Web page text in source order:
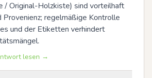
/ Original-Holzkiste) sind vorteilhaft
Provenienz; regelmäßige Kontrolle
und der Etiketten verhindert
lesen →